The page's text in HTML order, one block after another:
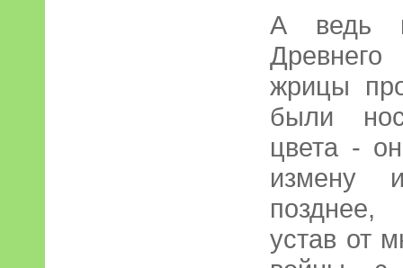
А ведь
жрицы
были
цвета -
измену
позднее,
устав от